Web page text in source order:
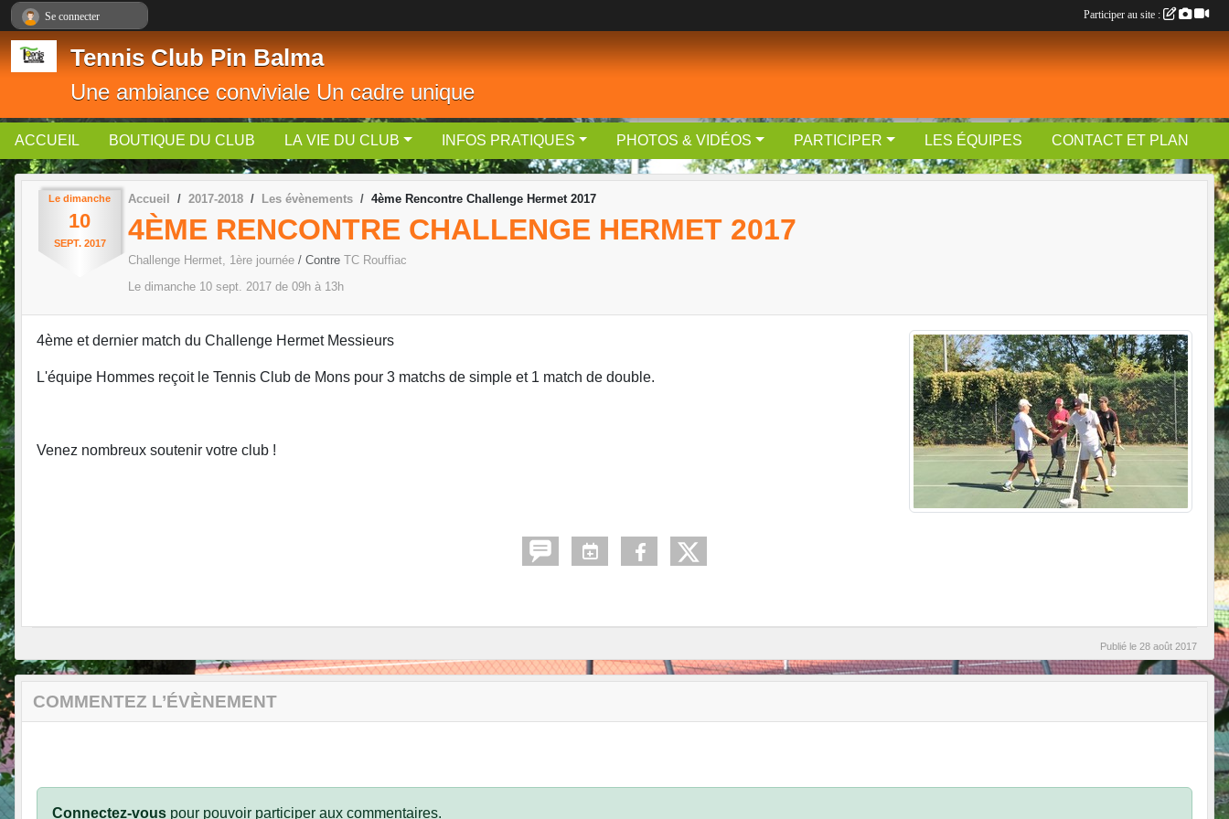
Tennis Club Pin Balma
Une ambiance conviviale Un cadre unique
ACCUEIL BOUTIQUE DU CLUB LA VIE DU CLUB INFOS PRATIQUES PHOTOS & VIDÉOS PARTICIPER LES ÉQUIPES CONTACT ET PLAN
Le dimanche
10
SEPT. 2017
Accueil 2017-2018 Les évènements 4ème Rencontre Challenge Hermet 2017
4ÈME RENCONTRE CHALLENGE HERMET 2017
Challenge Hermet, 1ère journée / Contre TC Rouffiac
Le dimanche 10 sept. 2017 de 09h à 13h
4ème et dernier match du Challenge Hermet Messieurs
L'équipe Hommes reçoit le Tennis Club de Mons pour 3 matchs de simple et 1 match de double.
Venez nombreux soutenir votre club !
Publié le 28 août 2017
COMMENTEZ L’ÉVÈNEMENT
Connectez-vous pour pouvoir participer aux commentaires.
Se connecter Participer au site :
Panneau de gestion des cookies